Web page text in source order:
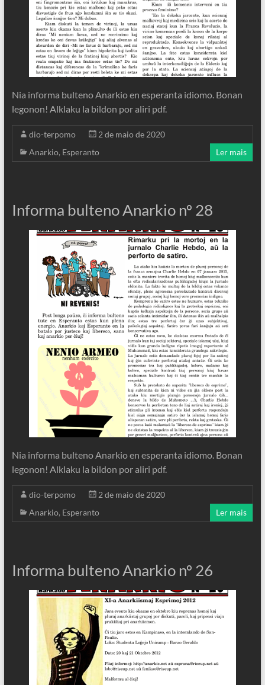
Nia informa bulteno Anarkio en esperanta idiomo. Bonan
legonon! Alklaku la bildon por aliri pdf.
dio-terpomo
2 de maio de 2020
Anarkio, Esperanto Ler mais
Informa bulteno Anarkio nº 28
Nia informa bulteno Anarkio en esperanta idiomo. Bonan
legonon! Alklaku la bildon por aliri pdf.
dio-terpomo
2 de maio de 2020
Anarkio, Esperanto Ler mais
Informa bulteno Anarkio nº 26